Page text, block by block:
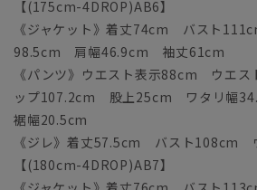
【(175cm-4DROP)AB6】
《ジャケット》着丈74cm バスト
98.5cm 肩幅46.9cm 袖丈61cm
《パンツ》ウエスト表示88cm ウエ
ップ107.2cm 股上25cm ワタリ幅
裾幅20.5cm
《ジレ》着丈57.5cm バスト108cm
【(180cm-4DROP)AB7】